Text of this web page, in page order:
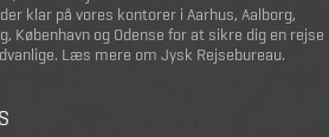
klar på vores kontorer i Aarhus, Aalborg,
København og Odense for at sikre dig en rejse
Læs mere om Jysk Rejsebureau.